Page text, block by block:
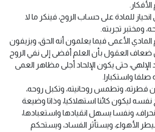
للمادة على حساب الروح، فينكر ما لا
ومختبر تجربته.
المادي الأعمى فيما يعلمون أنه الحق، ويزيفون
العقول بأن العلم أفضى إلى نفي الروح
الإلهي، حتى يكون الإلحاد أجلى مظاهر العمى
صلفا واستكبارا.
فطرته، وتطمس روحانيته، وتكبل روحه،
ليكون كائنا استهلاكيا، وذاتا وضيعة
ونفسا يسهل انقيادها واستعبادها،
الأهواء، ويستأثر الفساد، ويستحكم